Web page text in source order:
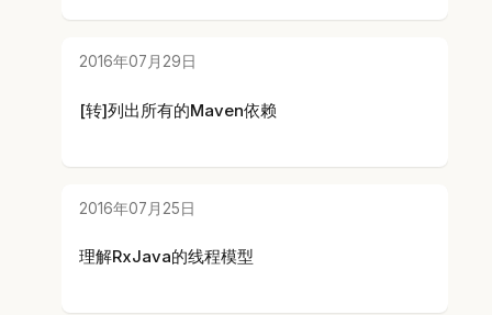
2016年07月29日
[转]列出所有的Maven依赖
2016年07月25日
理解RxJava的线程模型